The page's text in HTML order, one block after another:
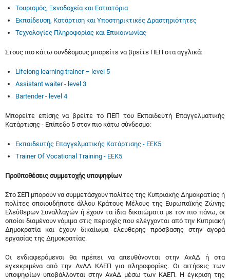
Τουρισμός, Ξενοδοχεία και Εστιατόρια
Εκπαίδευση, Κατάρτιση και Υποστηρικτικές Δραστηριότητες
Τεχνολογίες Πληροφορίας και Επικοινωνίας
Στους πιο κάτω συνδέσμους μπορείτε να βρείτε ΠΕΠ στα αγγλικά:
Lifelong learning trainer – level 5
Assistant waiter - level 3
Bartender - level 4
Μπορείτε επίσης να βρείτε το ΠΕΠ του Εκπαιδευτή Επαγγελματικής
Κατάρτισης - Επίπεδο 5 στον πιο κάτω σύνδεσμο:
Εκπαιδευτής Επαγγελματικής Κατάρτισης - ΕΕΚ5
Trainer Of Vocational Training - EEK5
Προϋποθέσεις συμμετοχής υποψηφίων
Στο ΣΕΠ μπορούν να συμμετάσχουν πολίτες της Κυπριακής Δημοκρατίας ή
πολίτες οποιουδήποτε άλλου Κράτους Μέλους της Ευρωπαϊκής Ζώνης
Ελεύθερων Συναλλαγών ή έχουν τα ίδια δικαιώματα με τον πιο πάνω, οι
οποίοι διαμένουν νόμιμα στις περιοχές που ελέγχονται από την Κυπριακή
Δημοκρατία και έχουν δικαίωμα ελεύθερης πρόσβασης στην αγορά
εργασίας της Δημοκρατίας.
Οι ενδιαφερόμενοι θα πρέπει να απευθύνονται στην ΑνΑΔ ή στα
εγκεκριμένα από την ΑνΑΔ ΚΑΕΠ για πληροφορίες. Οι αιτήσεις των
υποψηφίων υποβάλλονται στην ΑνΑΔ μέσω των ΚΑΕΠ. Η έγκριση της